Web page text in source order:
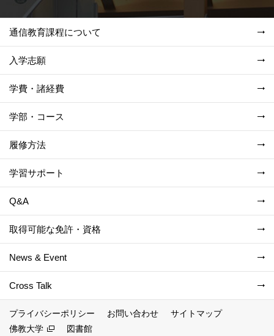
通信教育課程について
入学志願
学費・諸経費
学部・コース
履修方法
学習サポート
Q&A
取得可能な免許・資格
News & Event
Cross Talk
プライバシーポリシー お問い合わせ
サイトマップ
佛教大学
図書館